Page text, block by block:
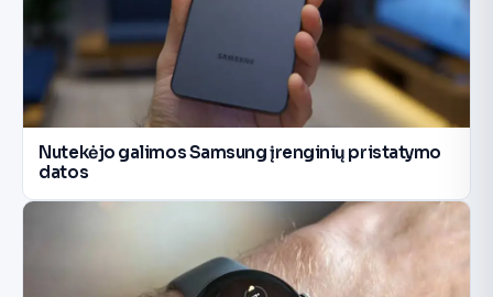
Nutekėjo galimos Samsung įrenginių pristatymo
datos